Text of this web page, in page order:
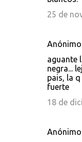
25 de
aguante
negra...
pais, la
fuerte
18 de